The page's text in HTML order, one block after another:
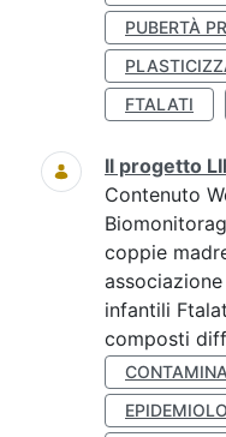
PUBERTÀ
FTALATI
Il progetto
Contenuto
coppie
infantili
composti